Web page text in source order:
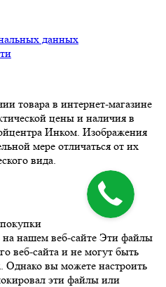
данных
товара в интернет-магазине
цены и наличия в
Инком. Изображения
мере отличаться от их
вида.
нашем веб-сайте Эти файлы
веб-сайта и не могут быть
вы можете настроить
эти файлы или